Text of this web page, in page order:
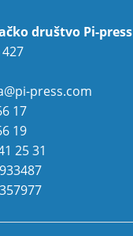
društvo Pi-press
press.com
17
19
25 31